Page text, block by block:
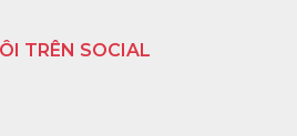
TRÊN SOCIAL